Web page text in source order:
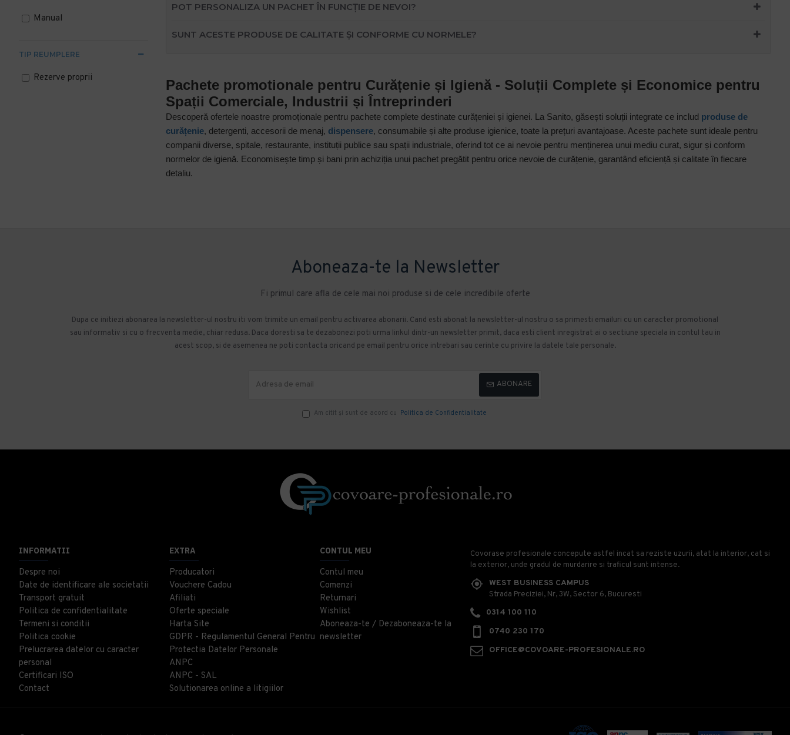
Manual
TIP REUMPLERE
Rezerve proprii
POT PERSONALIZA UN PACHET ÎN FUNCȚIE DE NEVOI?
SUNT ACESTE PRODUSE DE CALITATE ȘI CONFORME CU NORMELE?
Pachete promotionale pentru Curățenie și Igienă - Soluții Complete și Economice pentru
Spații Comerciale, Industrii și Întreprinderi
Descoperă ofertele noastre promoționale pentru pachete complete destinate curățeniei și igienei. La Sanito, găsești soluții integrate ce includ produse de
curățenie, detergenti, accesorii de menaj, dispensere, consumabile și alte produse igienice, toate la prețuri avantajoase. Aceste pachete sunt ideale pentru
companii diverse, spitale, restaurante, instituții publice sau spații industriale, oferind tot ce ai nevoie pentru menținerea unui mediu curat, sigur și conform
normelor de igienă. Economisește timp și bani prin achiziția unui pachet pregătit pentru orice nevoie de curățenie, garantând eficiență și calitate în fiecare
detaliu.
Aboneaza-te la Newsletter
Fi primul care afla de cele mai noi produse si de cele incredibile oferte
Dupa ce initiezi abonarea la newsletter-ul nostru iti vom trimite un email pentru activarea abonarii. Cand esti abonat la newsletter-ul nostru o sa primesti emailuri cu un caracter promotional
sau informativ si cu o frecventa medie, chiar redusa. Daca doresti sa te dezabonezi poti urma linkul dintr-un newsletter primit, daca esti client inregistrat ai o sectiune speciala in contul tau in
acest scop, si de asemenea ne poti contacta oricand pe email pentru orice intrebari sau cerinte cu privire la datele tale personale.
ABONARE
Am citit şi sunt de acord cu Politica de Confidentialitate
INFORMATII
Despre noi
Date de identificare ale societatii
Transport gratuit
Politica de confidentialitate
Termeni si conditii
Politica cookie
Prelucrarea datelor cu caracter
personal
Certificari ISO
Contact
EXTRA
Producatori
Vouchere Cadou
Afiliati
Oferte speciale
Harta Site
GDPR - Regulamentul General Pentru
Protectia Datelor Personale
ANPC
ANPC - SAL
Solutionarea online a litigiilor
CONTUL MEU
Contul meu
Comenzi
Returnari
Wishlist
Aboneaza-te / Dezaboneaza-te la
newsletter
Covorase profesionale concepute astfel incat sa reziste uzurii, atat la interior, cat si
la exterior, unde gradul de murdarire si traficul sunt intense.
WEST BUSINESS CAMPUS
Strada Preciziei, Nr, 3W, Sector 6, Bucuresti
0314 100 110
0740 230 170
OFFICE@COVOARE-PROFESIONALE.RO